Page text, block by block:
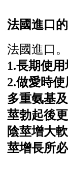
法國進口
法國進口
1.長期使用
2.做愛時
多重氨基
莖勃起後
陰莖增大
莖增長所